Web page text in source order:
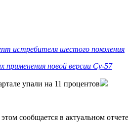
истребителя шестого поколения
применения новой версии Су-57
упали на 11 процентов
сообщается в актуальном